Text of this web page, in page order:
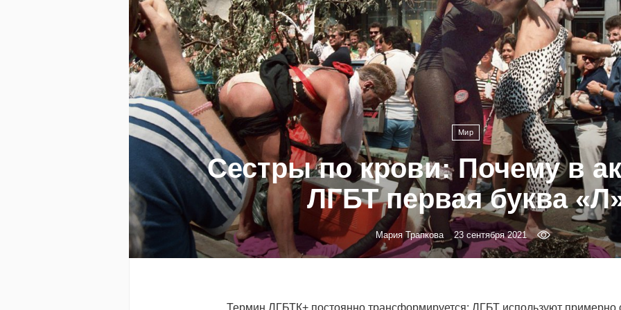
Мир
Сестры по крови: Почему в
ЛГБТ первая буква
Мария Трапкова 23 сентября 2021